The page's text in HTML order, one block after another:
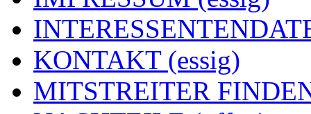
KONTAKT (essig)
MITSTREITER